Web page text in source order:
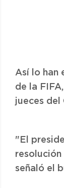
Así lo han
de la
jueces del
"El
señaló el